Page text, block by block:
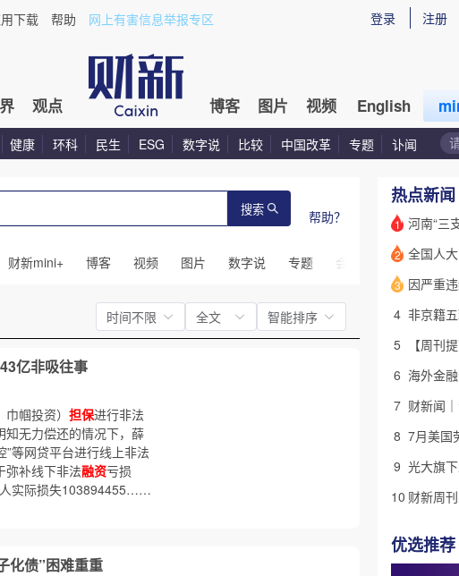
登录 注册
下载 帮助 网上有害信息举报专区
观点 博客 图片 视频 English
健康 环科 民生 ESG 数字说 比较 中国改革 专题 讣闻
搜索 帮助？
财新mini+ 博客 视频 图片 数字说 专题 会议 话题 特别
时间不限 全文 智能排序
亿非吸往事
帼投资） 担保进行非法
知无力偿还的情况下，薛
”等网贷平台进行线上非法
弥补线下非法融资亏损
实际损失103894455……
化债”困难重重
热点新闻
1
2
3
4
5
6
7
8
9
10 财新周
优选推荐